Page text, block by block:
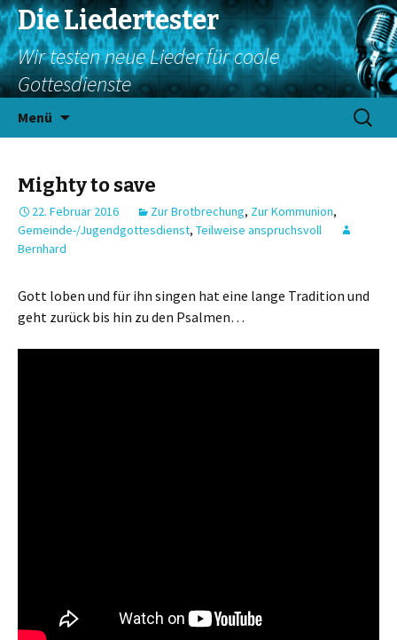
Die Liedertester
Wir testen neue Lieder für coole
Gottesdienste
Menü
Suchen
nach:
Mighty to save
22. Februar 2016 Zur Brotbrechung, Zur Kommunion,
Gemeinde-/Jugendgottesdienst, Teilweise anspruchsvoll
Bernhard
Gott loben und für ihn singen hat eine lange Tradition und
geht zurück bis hin zu den Psalmen…